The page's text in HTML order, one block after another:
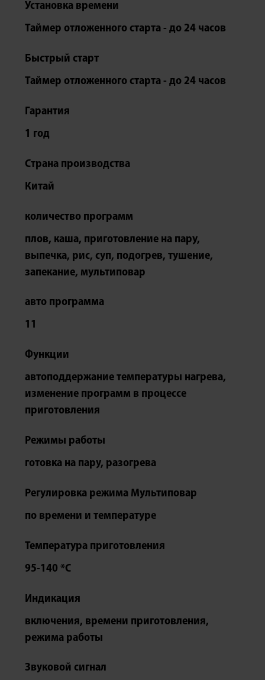
Установка времени
Таймер отложенного старта - до 24 часов
Быстрый старт
Таймер отложенного старта - до 24 часов
Гарантия
1 год
Страна производства
Китай
количество программ
плов, каша, приготовление на пару,
выпечка, рис, суп, подогрев, тушение,
запекание, мультиповар
авто программа
11
Функции
автоподдержание температуры нагрева,
изменение программ в процессе
приготовления
Режимы работы
готовка на пару, разогрева
Регулировка режима Мультиповар
по времени и температуре
Температура приготовления
95-140 *С
Индикация
включения, времени приготовления,
режима работы
Звуковой сигнал